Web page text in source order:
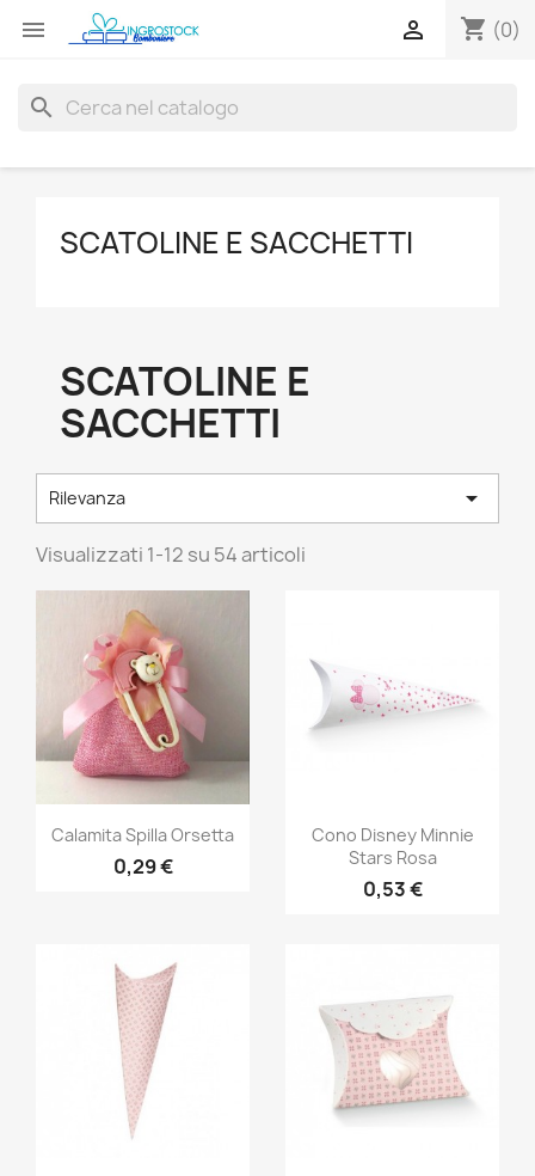
 shopping_cart (0)

search
SCATOLINE E SACCHETTI
SCATOLINE E
SACCHETTI
Rilevanza 
Visualizzati 1-12 su 54 articoli
Calamita Spilla Orsetta
0,29 €
Cono Disney Minnie
Stars Rosa
0,53 €